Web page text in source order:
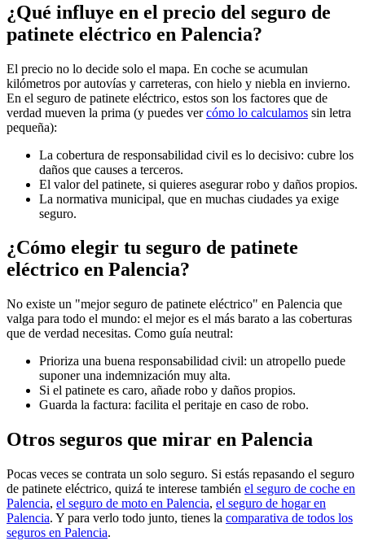
¿Qué influye en el precio del seguro de
patinete eléctrico en Palencia?
El precio no lo decide solo el mapa. En coche se acumulan
kilómetros por autovías y carreteras, con hielo y niebla en invierno.
En el seguro de patinete eléctrico, estos son los factores que de
verdad mueven la prima (y puedes vercómo lo calculamos sin letra
pequeña):
La cobertura de responsabilidad civil es lo decisivo: cubre los
daños que causes a terceros.
El valor del patinete, si quieres asegurar robo y daños propios.
La normativa municipal, que en muchas ciudades ya exige
seguro.
¿Cómo elegir tu seguro de patinete
eléctrico en Palencia?
No existe un "mejor seguro de patinete eléctrico" en Palencia que
valga para todo el mundo: el mejor es el más barato a las coberturas
que de verdad necesitas. Como guía neutral:
Prioriza una buena responsabilidad civil: un atropello puede
suponer una indemnización muy alta.
Si el patinete es caro, añade robo y daños propios.
Guarda la factura: facilita el peritaje en caso de robo.
Otros seguros que mirar en Palencia
Pocas veces se contrata un solo seguro. Si estás repasando el seguro
de patinete eléctrico, quizá te interese también el seguro de coche en
Palencia, el seguro de moto en Palencia, el seguro de hogar en
Palencia. Y para verlo todo junto, tienes la comparativa de todos los
seguros en Palencia.